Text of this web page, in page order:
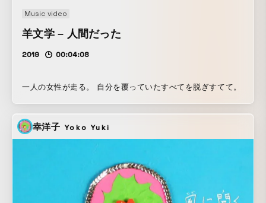
Music video
羊文学 – 人間だった
2019 00:04:08
一人の女性が走る。 自分を覆っていたすべてを脱ぎすてて。
幸洋子 Yoko Yuki